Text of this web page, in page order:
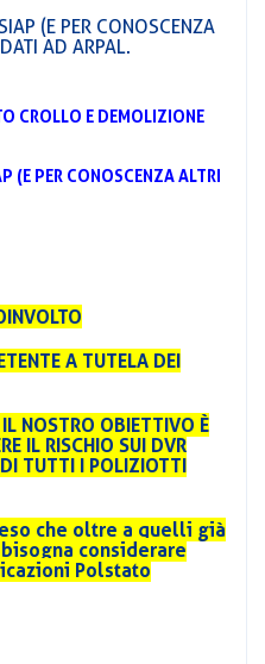
(E PER CONOSCENZA
AD ARPAL.
CROLLO E DEMOLIZIONE
(E PER CONOSCENZA ALTRI
A TUTELA DEI
NOSTRO OBIETTIVO È
IL RISCHIO SUI DVR
TUTTI I POLIZIOTTI
che oltre a quelli già
considerare
Polstato